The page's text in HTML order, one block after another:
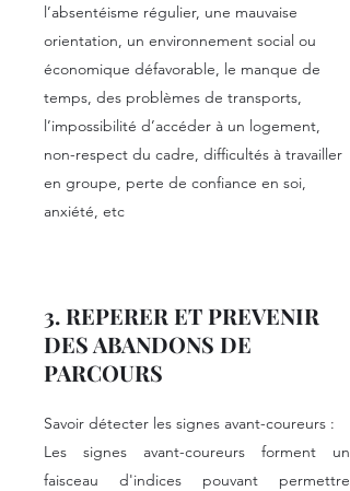
l’absentéisme régulier, une mauvaise
orientation, un environnement social ou
économique défavorable, le manque de
temps, des problèmes de transports,
l’impossibilité d’accéder à un logement,
non-respect du cadre, difficultés à travailler
en groupe, perte de confiance en soi,
anxiété, etc
3. REPERER ET PREVENIR
DES ABANDONS DE
PARCOURS
Savoir détecter les signes avant-coureurs :
Les signes avant-coureurs forment un
faisceau d'indices pouvant permettre